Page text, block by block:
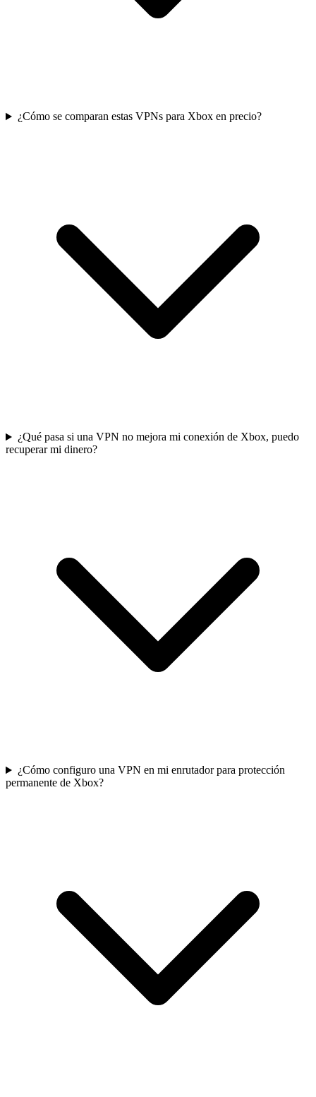
¿Cómo se comparan estas VPNs para Xbox en precio?
¿Qué pasa si una VPN no mejora mi conexión de Xbox, puedo
recuperar mi dinero?
¿Cómo configuro una VPN en mi enrutador para protección
permanente de Xbox?